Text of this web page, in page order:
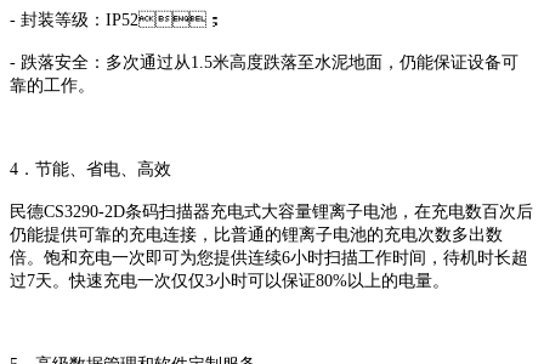
- 封装等级：IP52；
- 跌落安全：多次通过从1.5米高度跌落至水泥地面，仍能保证设备可
靠的工作。
4．节能、省电、高效
民德CS3290-2D条码扫描器充电式大容量锂离子电池，在充电数百次后
仍能提供可靠的充电连接，比普通的锂离子电池的充电次数多出数
倍。饱和充电一次即可为您提供连续6小时扫描工作时间，待机时长超
过7天。快速充电一次仅仅3小时可以保证80%以上的电量。